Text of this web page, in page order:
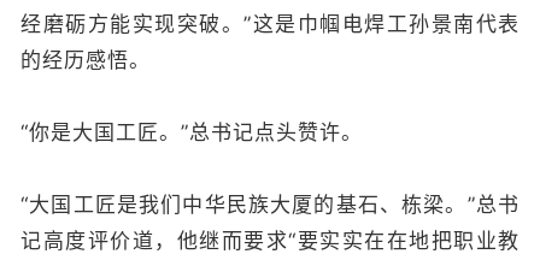
经磨砺方能实现突破。”这是巾帼电焊工孙景南代表
的经历感悟。
“你是大国工匠。”总书记点头赞许。
“大国工匠是我们中华民族大厦的基石、栋梁。”总书
记高度评价道，他继而要求“要实实在在地把职业教